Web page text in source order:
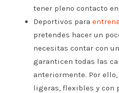
tener pleno contacto
Deportivos para
pretendes hacer un
necesitas contar con
garanticen todas las
anteriormente. Por
ligeras, flexibles y con